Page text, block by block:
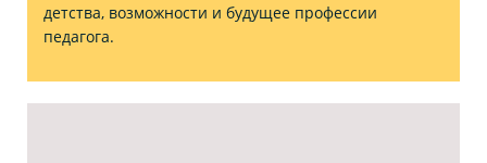
детства, возможности и будущее профессии
педагога.